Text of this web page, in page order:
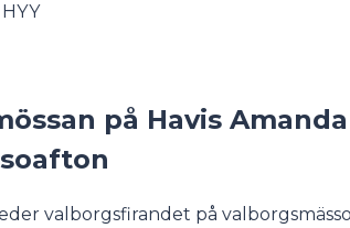
på Havis
valborgsfirandet på